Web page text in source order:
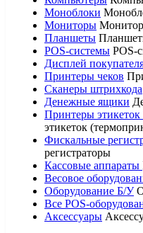
Моноблоки
Мониторы
Планшеты
POS-системы POS-
Дисплей
Принтеры чеков
Сканеры штрихкода
Денежные ящики
Принтеры
этикеток
Фискальные
регистраторы
Кассовые аппараты
Весовое
Оборудование Б/У
Все POS-
Аксессуары